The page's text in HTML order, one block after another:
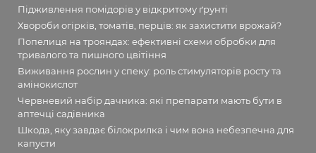
Підживлення помідорів у відкритому ґрунті
Хвороби огірків, томатів, перців: як захистити врожай?
Попелиця на трояндах: ефективні схеми обробки для
тривалого та пишного цвітіння
Виживання рослин у спеку: роль стимуляторів росту та
амінокислот
Червневий набір дачника: які препарати мають бути в
аптечці садівника
Шкода, яку завдає білокрилка і чим вона небезпечна для
капусти